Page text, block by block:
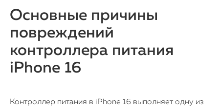
Основные причины
повреждений
контроллера питания
iPhone 16
Контроллер питания в iPhone 16 выполняет одну из